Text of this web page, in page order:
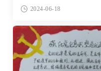
2024-06-18